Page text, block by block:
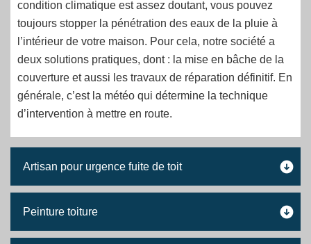
condition climatique est assez doutant, vous pouvez
toujours stopper la pénétration des eaux de la pluie à
l’intérieur de votre maison. Pour cela, notre société a
deux solutions pratiques, dont : la mise en bâche de la
couverture et aussi les travaux de réparation définitif. En
générale, c’est la météo qui détermine la technique
d’intervention à mettre en route.
Artisan pour urgence fuite de toit
Peinture toiture